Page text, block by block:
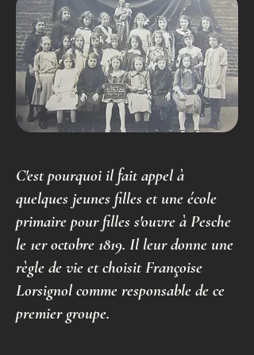
C'est pourquoi il fait appel à
quelques jeunes filles et une école
primaire pour filles s'ouvre à Pesche
le 1er octobre 1819. Il leur donne une
règle de vie et choisit Françoise
Lorsignol comme responsable de ce
premier groupe.